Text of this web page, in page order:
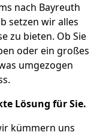
nach Bayreuth
setzen wir alles
zu bieten. Ob Sie
oder ein großes
umgezogen
Lösung für Sie.
kümmern uns